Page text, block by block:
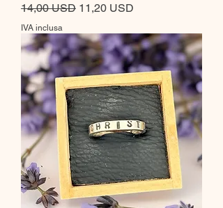
Prezzo regolare
14,00 USD Prezzo scontato
11,20 USD
IVA inclusa